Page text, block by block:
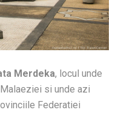
Merdeka, locul unde
si unde azi
Federatiei